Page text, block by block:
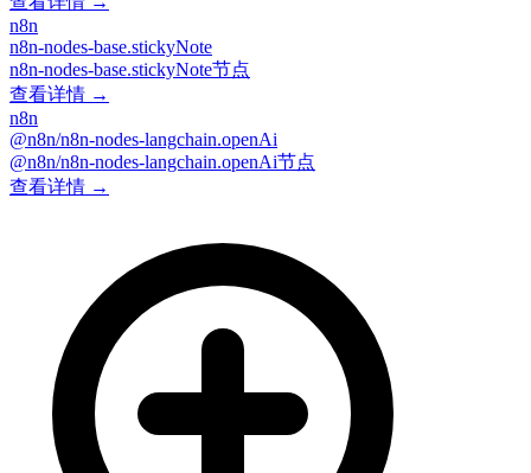
n8n
n8n-nodes-base.stickyNote
n8n-nodes-base.stickyNote节点
查看详情 →
n8n
@n8n/n8n-nodes-langchain.openAi
@n8n/n8n-nodes-langchain.openAi节点
查看详情 →